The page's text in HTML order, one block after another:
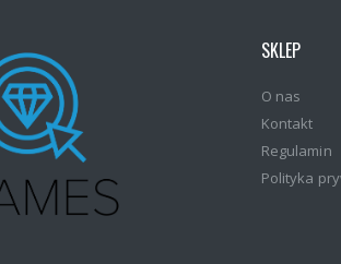
SKLEP
O nas
Kontakt
Regulamin
Polityka